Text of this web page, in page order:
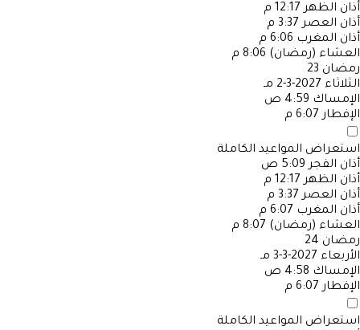
أذان الظهر 12:17 م
أذان العصر 3:37 م
أذان المغرب 6:06 م
العشاء (رمضان) 8:06 م
رمضان 23
الثلاثاء 2027-3-2 مـ
الإمساك 4:59 ص
الإفطار 6:07 م
استعراض المواعيد الكاملة
أذان الفجر 5:09 ص
أذان الظهر 12:17 م
أذان العصر 3:37 م
أذان المغرب 6:07 م
العشاء (رمضان) 8:07 م
رمضان 24
الأربعاء 2027-3-3 مـ
الإمساك 4:58 ص
الإفطار 6:07 م
استعراض المواعيد الكاملة